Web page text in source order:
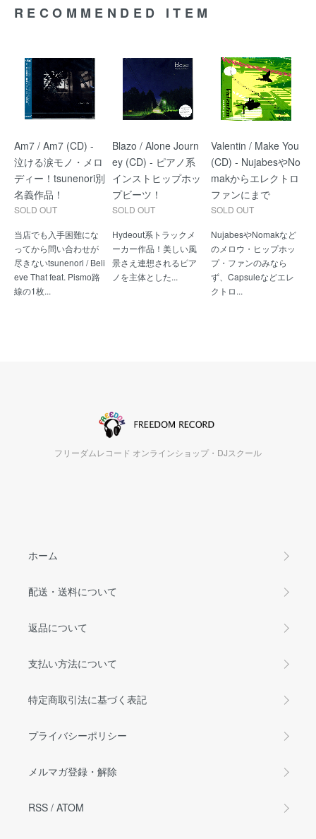
RECOMMENDED ITEM
Am7 / Am7 (CD) -
泣ける涙モノ・メロ
ディー！tsunenori別
名義作品！
SOLD OUT
当店でも入手困難にな
ってから問い合わせが
尽きないtsunenori / Beli
eve That feat. Pismo路
線の1枚...
Blazo / Alone Journ
ey (CD) - ピアノ系
インストヒップホッ
プビーツ！
SOLD OUT
Hydeout系トラックメ
ーカー作品！美しい風
景さえ連想されるピア
ノを主体とした...
Valentin / Make You
(CD) - NujabesやNo
makからエレクトロ
ファンにまで
SOLD OUT
NujabesやNomakなど
のメロウ・ヒップホッ
プ・ファンのみなら
ず、Capsuleなどエレ
クトロ...
フリーダムレコード オンラインショップ・DJスクール
ホーム
配送・送料について
返品について
支払い方法について
特定商取引法に基づく表記
プライバシーポリシー
メルマガ登録・解除
RSS / ATOM